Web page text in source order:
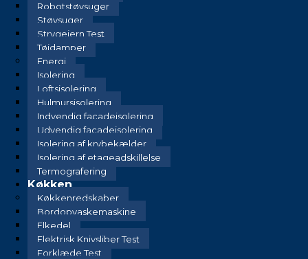
Robotstøvsuger
Støvsuger
Strygejern Test
Tøjdamper
Energi
Isolering
Loftsisolering
Hulmursisolering
Indvendig facadeisolering
Udvendig facadeisolering
Isolering af krybekælder
Isolering af etageadskillelse
Termografering
Køkken
Køkkenredskaber
Bordopvaskemaskine
Elkedel
Elektrisk Knivsliber Test
Forklæde Test